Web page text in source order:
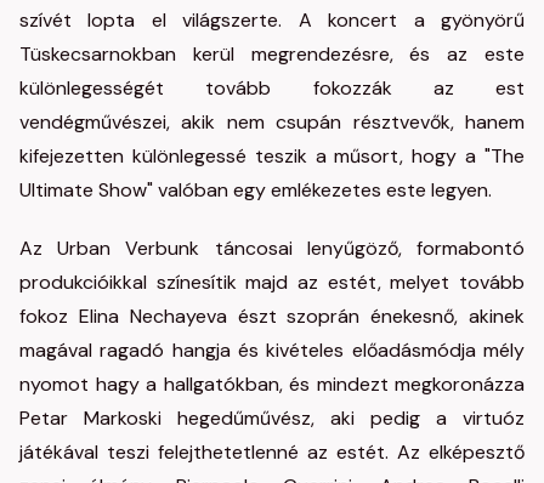
szívét lopta el világszerte. A koncert a gyönyörű
Tüskecsarnokban kerül megrendezésre, és az este
különlegességét tovább fokozzák az est
vendégművészei, akik nem csupán résztvevők, hanem
kifejezetten különlegessé teszik a műsort, hogy a "The
Ultimate Show" valóban egy emlékezetes este legyen.
Az Urban Verbunk táncosai lenyűgöző, formabontó
produkcióikkal színesítik majd az estét, melyet tovább
fokoz Elina Nechayeva észt szoprán énekesnő, akinek
magával ragadó hangja és kivételes előadásmódja mély
nyomot hagy a hallgatókban, és mindezt megkoronázza
Petar Markoski hegedűművész, aki pedig a virtuóz
játékával teszi felejthetetlenné az estét. Az elképesztő